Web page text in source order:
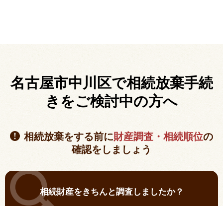
名古屋市中川区で相続放棄手続
きをご検討中の方へ
相続放棄をする前に財産調査・相続順位の
確認をしましょう
相続財産をきちんと調査しましたか？